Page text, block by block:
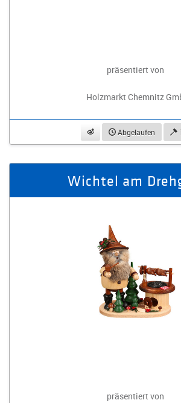
präsentiert von
Holzmarkt Chemnitz
beobachtenAbgelaufen 1
Wichtel am
präsentiert von